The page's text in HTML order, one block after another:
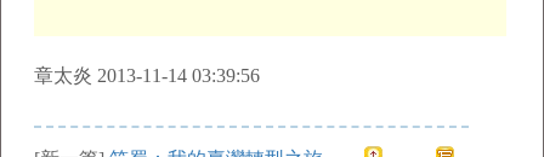
章太炎 2013-11-14 03:39:56